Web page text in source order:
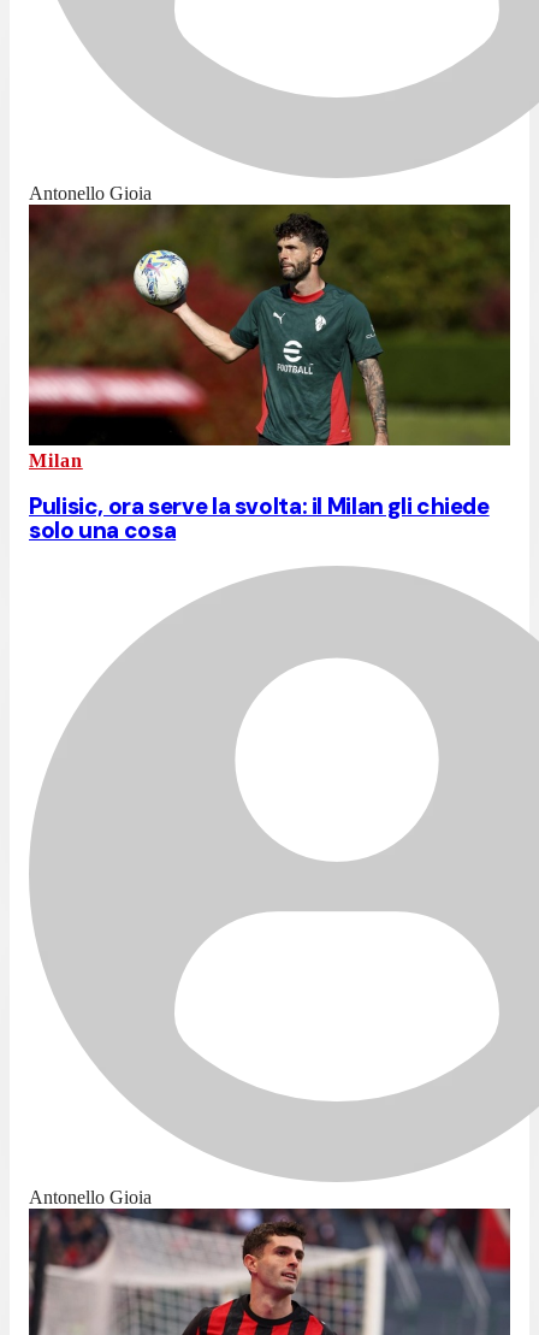
Antonello Gioia
Milan
Pulisic, ora serve la svolta: il Milan gli chiede
solo una cosa
Antonello Gioia